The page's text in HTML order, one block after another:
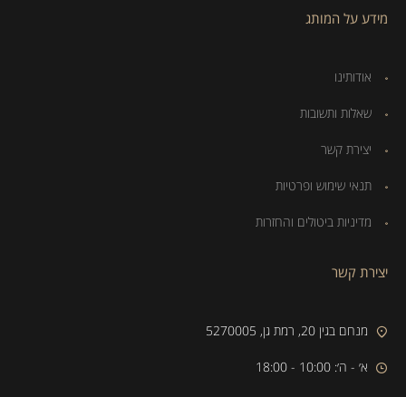
מידע על המותג
אודותינו
שאלות ותשובות
יצירת קשר
תנאי שימוש ופרטיות
מדיניות ביטולים והחזרות
יצירת קשר
מנחם בגין 20, רמת גן, 5270005
א׳ - ה׳: 10:00 - 18:00